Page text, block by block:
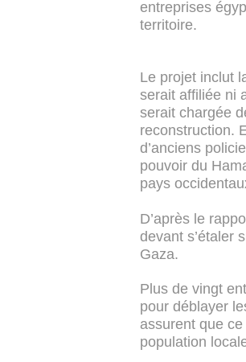
entreprises
territoire.
Le projet inclut
serait affiliée ni
serait chargée
reconstruction.
d’anciens
pouvoir du
pays
D’après le
devant s’étaler
Gaza.
Plus de vingt
pour déblayer
assurent que
population